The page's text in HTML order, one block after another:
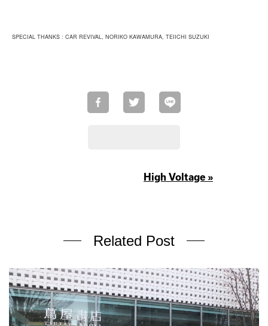
SPECIAL THANKS : CAR REVIVAL, NORIKO KAWAMURA, TEIICHI SUZUKI
High Voltage »
Related Post